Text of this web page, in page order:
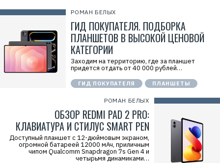
РОМАН БЕЛЫХ
ГИД ПОКУПАТЕЛЯ. ПОДБОРКА
ПЛАНШЕТОВ В ВЫСОКОЙ ЦЕНОВОЙ
КАТЕГОРИИ
Заходим на территорию, где за планшет
придется отдать от 40 000 рублей…
ГИД ПОКУПАТЕЛЯ ПЛАНШЕТЫ
РОМАН БЕЛЫХ
ОБЗОР REDMI PAD 2 PRO:
КЛАВИАТУРА И СТИЛУС SMART PEN
Доступный планшет с 12-дюймовым экраном,
огромной батареей 12000 мАч, приличным
чипом Qualcomm Snapdragon 7s Gen 4 и
четырьмя динамиками…